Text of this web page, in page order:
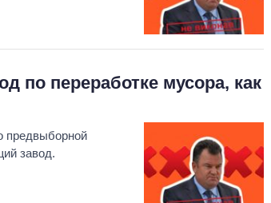
по переработке мусора, как
предвыборной
завод.